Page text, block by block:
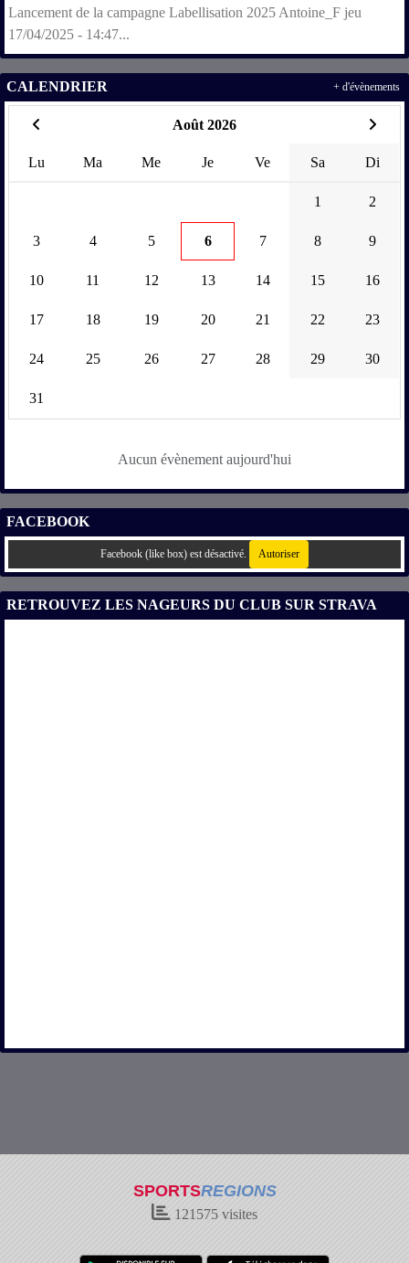
Lancement de la campagne Labellisation 2025 Antoine_F jeu
17/04/2025 - 14:47...
CALENDRIER
Août 2026
Lu Ma Me Je Ve Sa Di
1 2
3 4 5 6 7 8 9
10 11 12 13 14 15 16
17 18 19 20 21 22 23
24 25 26 27 28 29 30
31
Aucun évènement aujourd'hui
+ d'évènements
FACEBOOK
Facebook (like box) est désactivé. Autoriser
RETROUVEZ LES NAGEURS DU CLUB SUR STRAVA
SPORTSREGIONS
121575 visites